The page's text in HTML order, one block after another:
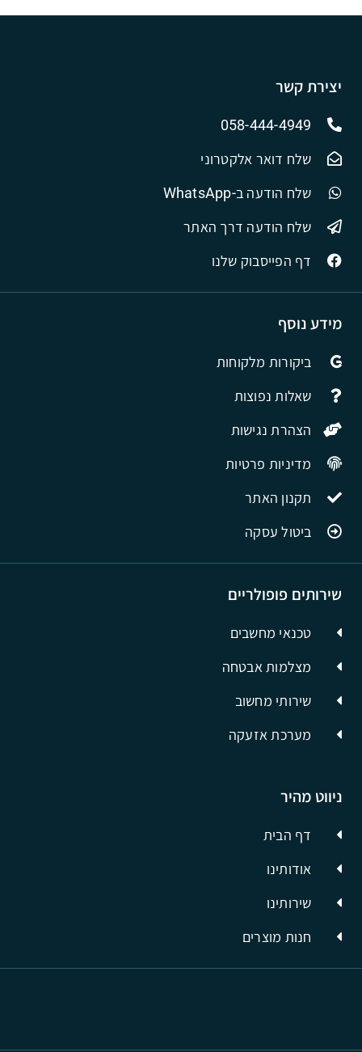
ניווט מהיר
דף הבית
אודותינו
שירותינו
חנות מוצרים
שירותים פופולריים
טכנאי מחשבים
מצלמות אבטחה
שירותי מחשוב
מערכת אזעקה
מידע נוסף
ביקורות מלקוחות
שאלות נפוצות
הצהרת נגישות
מדיניות פרטיות
תקנון האתר
ביטול עסקה
יצירת קשר
058-444-4949
שלח דואר אלקטרוני
שלח הודעה ב-WhatsApp
שלח הודעה דרך האתר
דף הפייסבוק שלנו